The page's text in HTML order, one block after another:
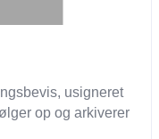
usigneret
op og arkiverer